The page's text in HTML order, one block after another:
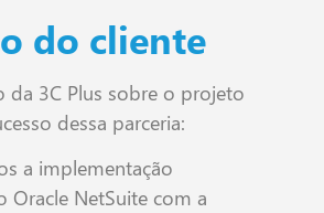
do cliente
da 3C Plus sobre o projeto
dessa parceria:
a implementação
Oracle NetSuite com a